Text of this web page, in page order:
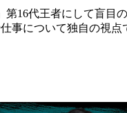
第16代王者にして盲目
事について独自の視点